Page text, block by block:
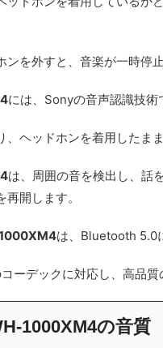
ンを外すと、音楽が一時停
には、Sonyの音声認識技
、ヘッドホンを着用したま
は、周囲の音を検出し、話
開します。
は、Bluetooth 5.0
ーデックに対応し、高品
1000XM4の音質